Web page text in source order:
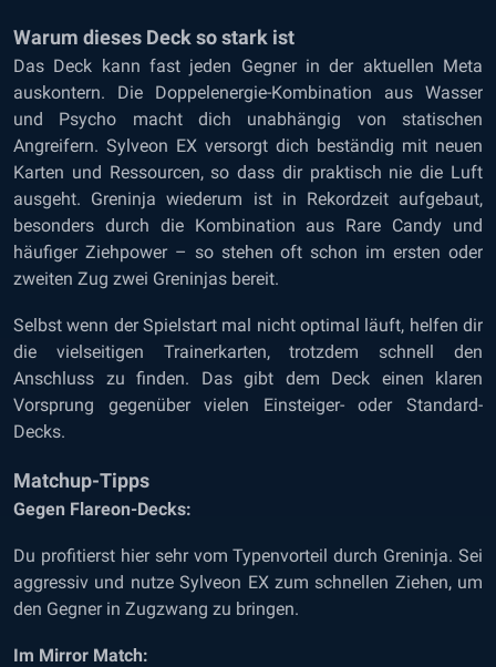
Warum dieses Deck so stark ist
Das Deck kann fast jeden Gegner in der aktuellen Meta
auskontern. Die Doppelenergie-Kombination aus Wasser
und Psycho macht dich unabhängig von statischen
Angreifern. Sylveon EX versorgt dich beständig mit neuen
Karten und Ressourcen, so dass dir praktisch nie die Luft
ausgeht. Greninja wiederum ist in Rekordzeit aufgebaut,
besonders durch die Kombination aus Rare Candy und
häufiger Ziehpower – so stehen oft schon im ersten oder
zweiten Zug zwei Greninjas bereit.
Selbst wenn der Spielstart mal nicht optimal läuft, helfen dir
die vielseitigen Trainerkarten, trotzdem schnell den
Anschluss zu finden. Das gibt dem Deck einen klaren
Vorsprung gegenüber vielen Einsteiger- oder Standard-
Decks.
Matchup-Tipps
Gegen Flareon-Decks:
Du profitierst hier sehr vom Typenvorteil durch Greninja. Sei
aggressiv und nutze Sylveon EX zum schnellen Ziehen, um
den Gegner in Zugzwang zu bringen.
Im Mirror Match: